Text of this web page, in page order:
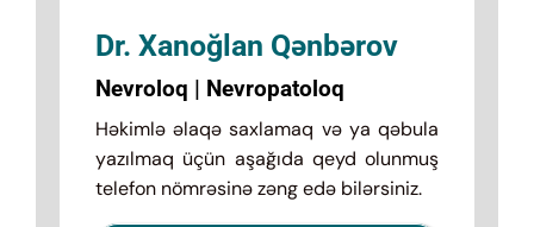
Dr. Xanoğlan Qənbərov
Nevroloq | Nevropatoloq
Həkimlə əlaqə saxlamaq və ya qəbula
yazılmaq üçün aşağıda qeyd olunmuş
telefon nömrəsinə zəng edə bilərsiniz.